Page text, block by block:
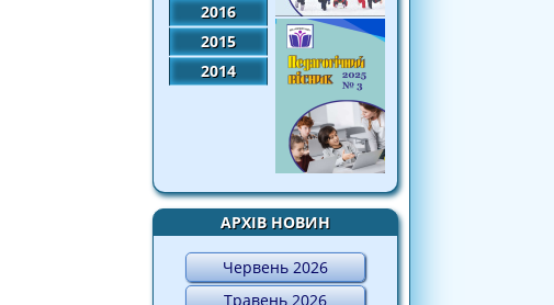
2016
2015
2014
АРХІВ НОВИН
Червень 2026
Травень 2026